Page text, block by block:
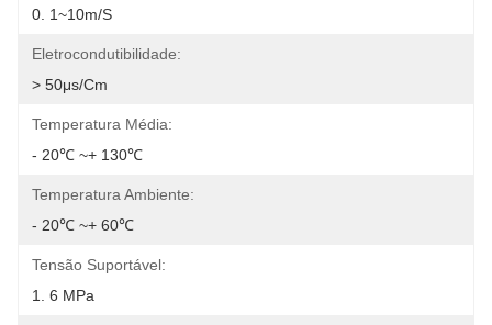
0. 1~10m/s
Eletrocondutibilidade:
> 50μs/cm
Temperatura Média:
- 20℃ ~+ 130℃
Temperatura Ambiente:
- 20℃ ~+ 60℃
Tensão Suportável:
1. 6 MPa